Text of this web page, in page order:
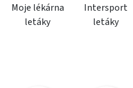
Moje lékárna
letáky
Intersport
letáky